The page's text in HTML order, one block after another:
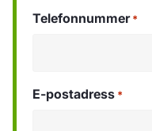
Telefonnummer *
E-postadress *